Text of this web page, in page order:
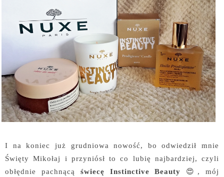
I na koniec już grudniowa nowość, bo odwiedził mnie
Święty Mikołaj i przyniósł to co lubię najbardziej, czyli
obłędnie pachnącą świecę Instinctive Beauty 😍, mój